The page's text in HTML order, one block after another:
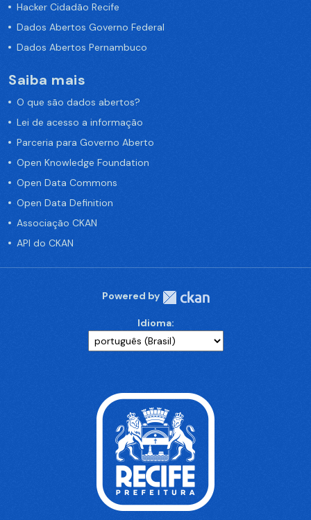
Hacker Cidadão Recife
Dados Abertos Governo Federal
Dados Abertos Pernambuco
Saiba mais
O que são dados abertos?
Lei de acesso a informação
Parceria para Governo Aberto
Open Knowledge Foundation
Open Data Commons
Open Data Definition
Associação CKAN
API do CKAN
Powered by
Idioma